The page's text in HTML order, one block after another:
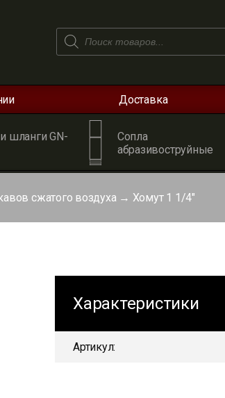
Поиск
товаров
Доставка
шланги GN-
Сопла
абразивоструйные
сжатого воздуха→ Хомут 1 1/4″
Характеристики
Артикул: